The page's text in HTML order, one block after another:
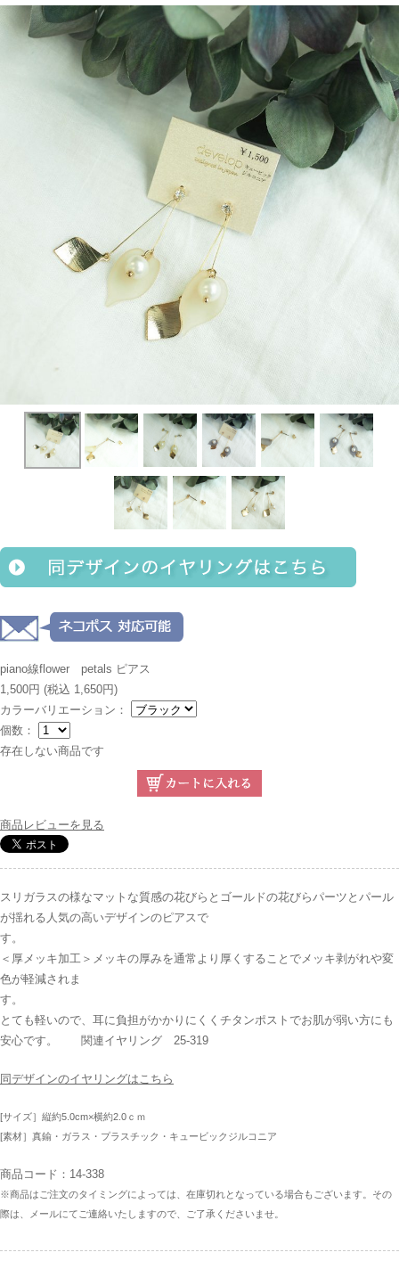
piano線flower petals ピアス
1,500円 (税込 1,650円)
カラーバリエーション：
個数：
存在しない商品です
商品レビューを見る
スリガラスの様なマットな質感の花びらとゴールドの花びらパーツとパール
が揺れる人気の高いデザインのピアスで
す
＜厚メッキ加工＞メッキの厚みを通常より厚くすることでメッキ剥がれや変
色が軽減されま
す
とても軽いので、耳に負担がかかりにくくチタンポストでお肌が弱い方にも
安心です。 関連イヤリング 25-319
同デザインのイヤリングはこちら
[サイズ］縦約5.0cm×横約2.0ｃｍ
[素材］真鍮・ガラス・プラスチック・キュービックジルコニア
商品コード：14-338
※商品はご注文のタイミングによっては、在庫切れとなっている場合もございます。その
際は、メールにてご連絡いたしますので、ご了承くださいませ。